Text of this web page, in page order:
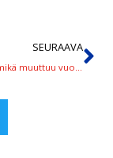
SEURAAVA